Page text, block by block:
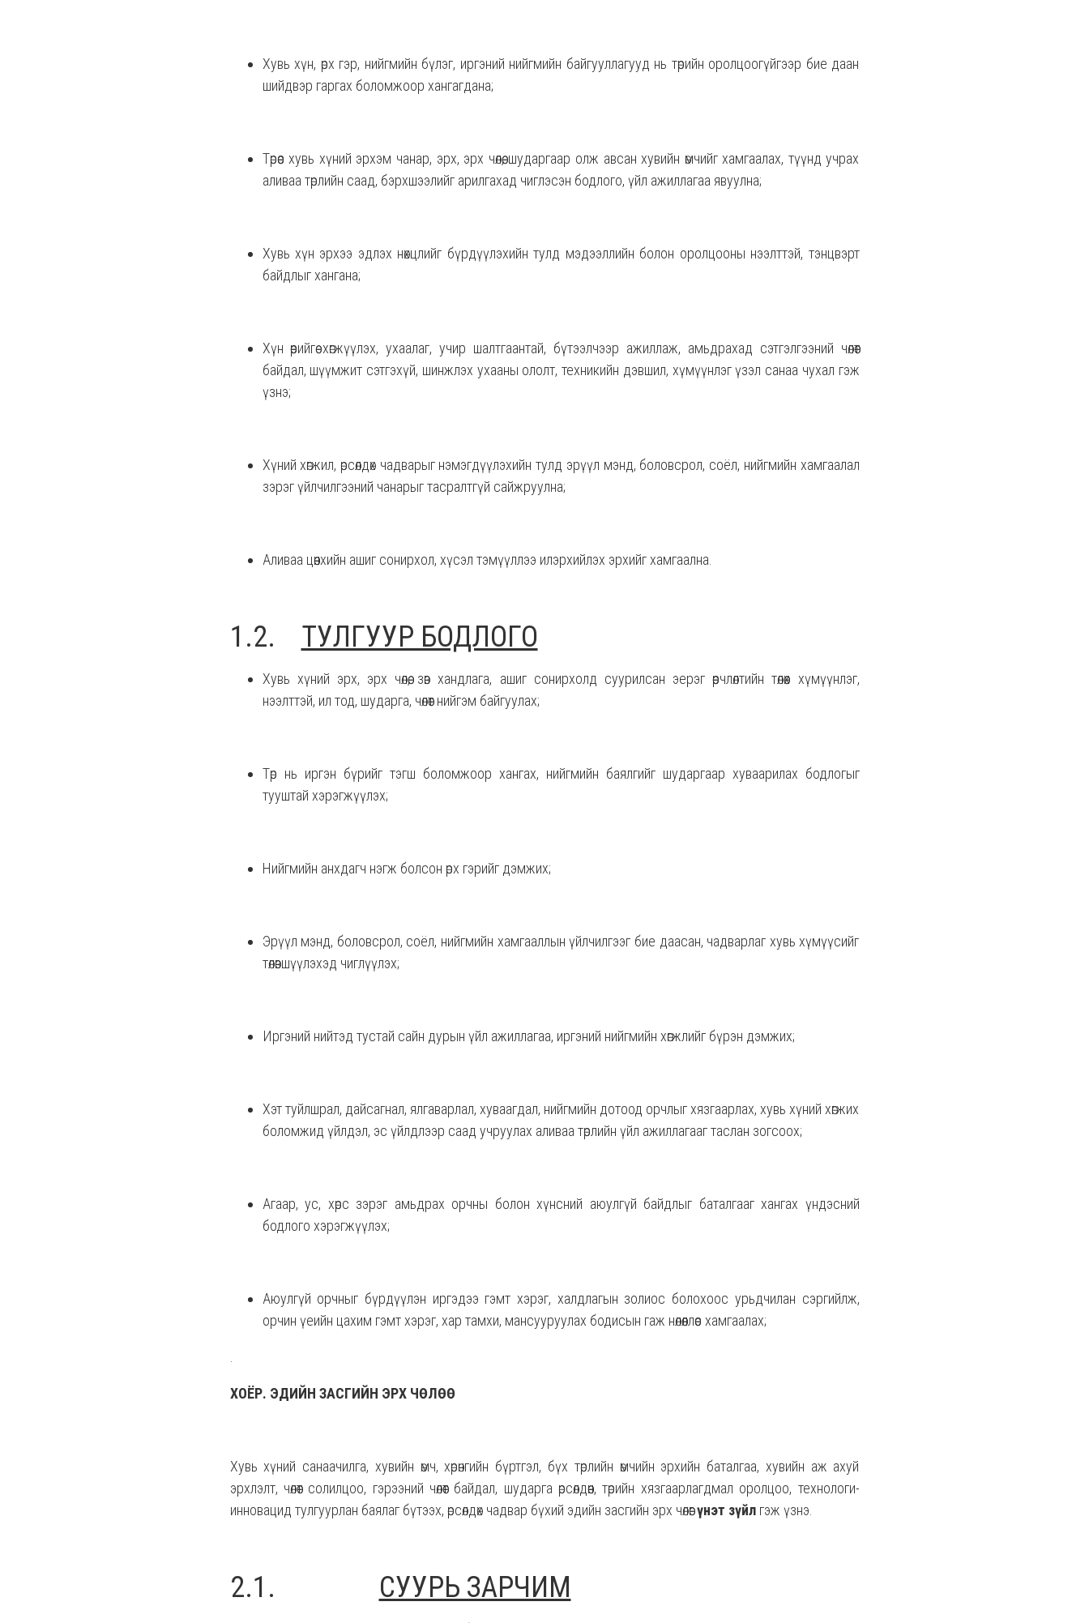
Хувь хүн, өрх гэр, нийгмийн бүлэг, иргэний нийгмийн байгууллагууд нь төрийн оролцоогүйгээр бие даан
шийдвэр гаргах боломжоор хангагдана;
Төрөөс хувь хүний эрхэм чанар, эрх, эрх чөлөө, шударгаар олж авсан хувийн өмчийг хамгаалах, түүнд учрах
аливаа төрлийн саад, бэрхшээлийг арилгахад чиглэсэн бодлого, үйл ажиллагаа явуулна;
Хувь хүн эрхээ эдлэх нөхцлийг бүрдүүлэхийн тулд мэдээллийн болон оролцооны нээлттэй, тэнцвэрт
байдлыг хангана;
Хүн өөрийгөө хөгжүүлэх, ухаалаг, учир шалтгаантай, бүтээлчээр ажиллаж, амьдрахад сэтгэлгээний чөлөөт
байдал, шүүмжит сэтгэхүй, шинжлэх ухааны ололт, техникийн дэвшил, хүмүүнлэг үзэл санаа чухал гэж
үзнэ;
Хүний хөгжил, өрсөлдөх чадварыг нэмэгдүүлэхийн тулд эрүүл мэнд, боловсрол, соёл, нийгмийн хамгаалал
зэрэг үйлчилгээний чанарыг тасралтгүй сайжруулна;
Аливаа цөөнхийн ашиг сонирхол, хүсэл тэмүүллээ илэрхийлэх эрхийг хамгаална.
1.2. ТУЛГУУР БОДЛОГО
Хувь хүний эрх, эрх чөлөө, зөв хандлага, ашиг сонирхолд суурилсан эерэг өөрчлөлтийн төлөөх хүмүүнлэг,
нээлттэй, ил тод, шударга, чөлөөт нийгэм байгуулах;
Төр нь иргэн бүрийг тэгш боломжоор хангах, нийгмийн баялгийг шударгаар хуваарилах бодлогыг
тууштай хэрэгжүүлэх;
Нийгмийн анхдагч нэгж болсон өрх гэрийг дэмжих;
Эрүүл мэнд, боловсрол, соёл, нийгмийн хамгааллын үйлчилгээг бие даасан, чадварлаг хувь хүмүүсийг
төлөвшүүлэхэд чиглүүлэх;
Иргэний нийтэд тустай сайн дурын үйл ажиллагаа, иргэний нийгмийн хөгжлийг бүрэн дэмжих;
Хэт туйлшрал, дайсагнал, ялгаварлал, хуваагдал, нийгмийн дотоод орчлыг хязгаарлах, хувь хүний хөгжих
боломжид үйлдэл, эс үйлдлээр саад учруулах аливаа төрлийн үйл ажиллагааг таслан зогсоох;
Агаар, ус, хөрс зэрэг амьдрах орчны болон хүнсний аюулгүй байдлыг баталгааг хангах үндэсний
бодлого хэрэгжүүлэх;
Аюулгүй орчныг бүрдүүлэн иргэдээ гэмт хэрэг, халдлагын золиос болохоос урьдчилан сэргийлж,
орчин үеийн цахим гэмт хэрэг, хар тамхи, мансууруулах бодисын гаж нөлөөллөөс хамгаалах;
ХОЁР. ЭДИЙН ЗАСГИЙН ЭРХ ЧӨЛӨӨ
Хувь хүний санаачилга, хувийн өмч, хөрөнгийн бүртгэл, бүх төрлийн өмчийн эрхийн баталгаа, хувийн аж ахуй
эрхлэлт, чөлөөт солилцоо, гэрээний чөлөөт байдал, шударга өрсөлдөөн, төрийн хязгаарлагдмал оролцоо, технологи-
инновацид тулгуурлан баялаг бүтээх, өрсөлдөх чадвар бүхий эдийн засгийн эрх чөлөөгүнэт зүйл гэж үзнэ.
2.1. СУУРЬ ЗАРЧИМ